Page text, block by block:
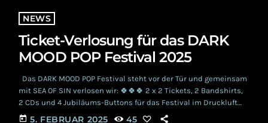
NEWS
Ticket-Verlosung für das DARK
MOOD POP Festival 2025
Das DARK MOOD POP Festival steht vor der Tür und gemeinsam
mit SEA OF SIN verlosen wir: 🍀🍀🍀 2 x 2 Tickets, 2 Bandshirts,
2 CDs und 4 Jubiläums-Buttons für das Festival im Druckluft
Oberhausen. Hast du Lust auf einen atmosphärischen Abend
today 5. FEBRUAR 2025 45